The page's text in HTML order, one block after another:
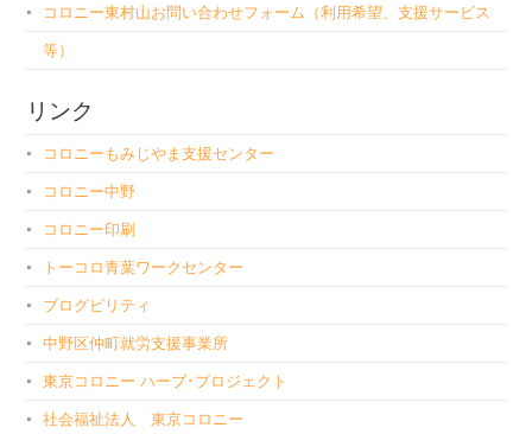
コロニー東村山お問い合わせフォーム（利用希望、支援サービス
等）
リンク
コロニーもみじやま支援センター
コロニー中野
コロニー印刷
トーコロ青葉ワークセンター
ブログビリティ
中野区仲町就労支援事業所
東京コロニー ハーブ･プロジェクト
社会福祉法人 東京コロニー